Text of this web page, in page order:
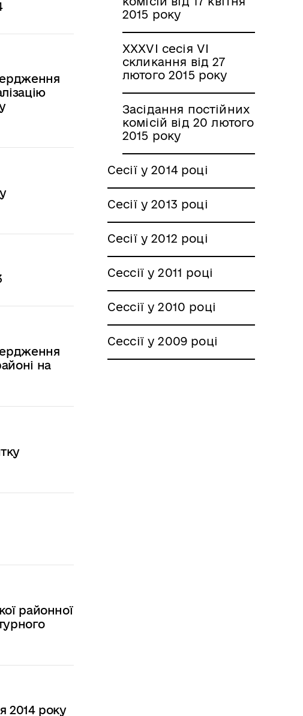
на
районної
2014 року
2015 року
XXXVI сесія VI
скликання від 27
лютого 2015 року
Засідання постійних
комісій від 20 лютого
2015 року
Сесії у 2014 році
Сесії у 2013 році
Сесії у 2012 році
Сессії у 2011 році
Сессії у 2010 році
Сессії у 2009 році